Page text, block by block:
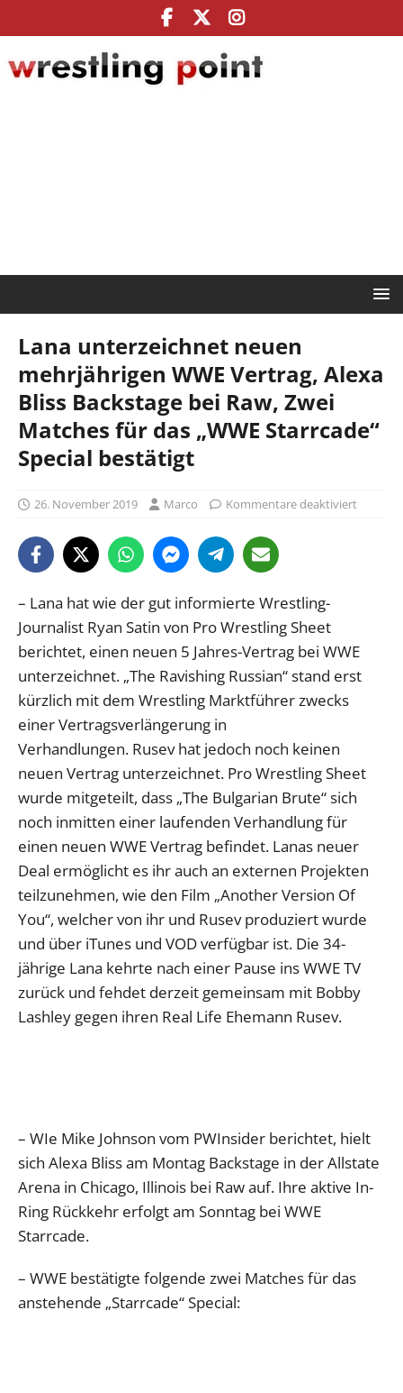
Lana unterzeichnet neuen
mehrjährigen WWE Vertrag, Alexa
Bliss Backstage bei Raw, Zwei
Matches für das „WWE Starrcade“
Special bestätigt
26. November 2019 Marco Kommentare deaktiviert
– Lana hat wie der gut informierte Wrestling-
Journalist Ryan Satin von Pro Wrestling Sheet
berichtet, einen neuen 5 Jahres-Vertrag bei WWE
unterzeichnet. „The Ravishing Russian“ stand erst
kürzlich mit dem Wrestling Marktführer zwecks
einer Vertragsverlängerung in
Verhandlungen. Rusev hat jedoch noch keinen
neuen Vertrag unterzeichnet. Pro Wrestling Sheet
wurde mitgeteilt, dass „The Bulgarian Brute“ sich
noch inmitten einer laufenden Verhandlung für
einen neuen WWE Vertrag befindet. Lanas neuer
Deal ermöglicht es ihr auch an externen Projekten
teilzunehmen, wie den Film „Another Version Of
You“, welcher von ihr und Rusev produziert wurde
und über iTunes und VOD verfügbar ist. Die 34-
jährige Lana kehrte nach einer Pause ins WWE TV
zurück und fehdet derzeit gemeinsam mit Bobby
Lashley gegen ihren Real Life Ehemann Rusev.
– WIe Mike Johnson vom PWInsider berichtet, hielt
sich Alexa Bliss am Montag Backstage in der Allstate
Arena in Chicago, Illinois bei Raw auf. Ihre aktive In-
Ring Rückkehr erfolgt am Sonntag bei WWE
Starrcade.
– WWE bestätigte folgende zwei Matches für das
anstehende „Starrcade“ Special: